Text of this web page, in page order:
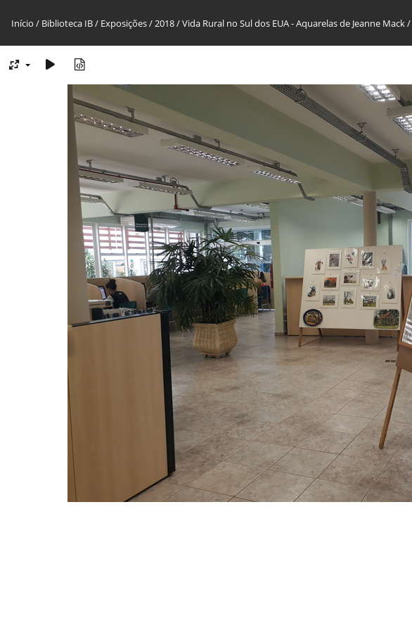
Início / Biblioteca IB/ Exposições/2018/Vida Rural no Sul dos EUA - Aquarelas de Jeanne Mack/